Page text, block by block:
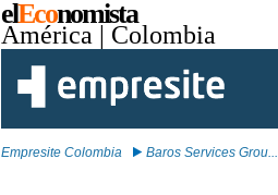
elEconomista
América | Colombia
Empresite Colombia Baros Services Grou...